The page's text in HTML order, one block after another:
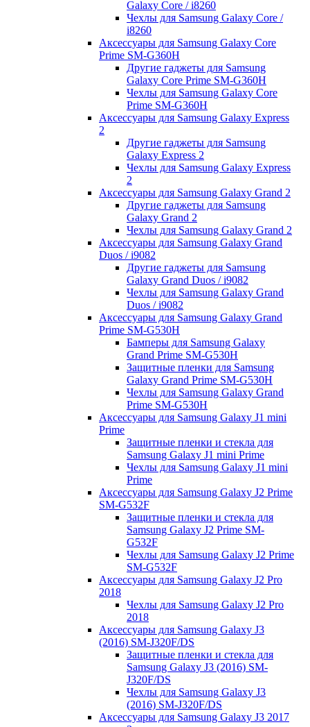
Galaxy Core / i8260
Чехлы для Samsung Galaxy Core /
i8260
Аксессуары для Samsung Galaxy Core
Prime SM-G360H
Другие гаджеты для Samsung
Galaxy Core Prime SM-G360H
Чехлы для Samsung Galaxy Core
Prime SM-G360H
Аксессуары для Samsung Galaxy Express
2
Другие гаджеты для Samsung
Galaxy Express 2
Чехлы для Samsung Galaxy Express
2
Аксессуары для Samsung Galaxy Grand 2
Другие гаджеты для Samsung
Galaxy Grand 2
Чехлы для Samsung Galaxy Grand 2
Аксессуары для Samsung Galaxy Grand
Duos / i9082
Другие гаджеты для Samsung
Galaxy Grand Duos / i9082
Чехлы для Samsung Galaxy Grand
Duos / i9082
Аксессуары для Samsung Galaxy Grand
Prime SM-G530H
Бамперы для Samsung Galaxy
Grand Prime SM-G530H
Защитные пленки для Samsung
Galaxy Grand Prime SM-G530H
Чехлы для Samsung Galaxy Grand
Prime SM-G530H
Аксессуары для Samsung Galaxy J1 mini
Prime
Защитные пленки и стекла для
Samsung Galaxy J1 mini Prime
Чехлы для Samsung Galaxy J1 mini
Prime
Аксессуары для Samsung Galaxy J2 Prime
SM-G532F
Защитные пленки и стекла для
Samsung Galaxy J2 Prime SM-
G532F
Чехлы для Samsung Galaxy J2 Prime
SM-G532F
Аксессуары для Samsung Galaxy J2 Pro
2018
Чехлы для Samsung Galaxy J2 Pro
2018
Аксессуары для Samsung Galaxy J3
(2016) SM-J320F/DS
Защитные пленки и стекла для
Samsung Galaxy J3 (2016) SM-
J320F/DS
Чехлы для Samsung Galaxy J3
(2016) SM-J320F/DS
Аксессуары для Samsung Galaxy J3 2017